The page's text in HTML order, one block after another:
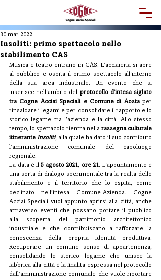
Insoliti: primo spettacolo nello
stabilimento CAS
30 mar 2022
Musica e teatro entrano in CAS. L’acciaieria si apre
al pubblico e ospita il primo spettacolo all’interno
della sua area industriale. Un evento che si
inserisce nell’ambito del protocollo d’intesa siglato
tra Cogne Acciai Speciali e Comune di Aosta per
rinsaldare i legami e per consolidare il rapporto e lo
storico legame tra l’azienda e la città. Allo stesso
tempo, lo spettacolo rientra nella rassegna culturale
itinerante Insoliti, alla quale ha dato il suo contributo
l’amministrazione comunale del capoluogo
regionale.
La data è il 5 agosto 2021, ore 21. L’appuntamento è
una sorta di dialogo sperimentale tra la realtà dello
stabilimento e il territorio che lo ospita, come
declinato nell’intesa Comune-Azienda. Cogne
Acciai Speciali vuol appunto aprirsi alla città, anche
attraverso eventi che possano portare il pubblico
alla scoperta del patrimonio architettonico
industriale e che contribuiscano a rafforzare la
conoscenza della propria identità produttiva.
Recuperare un comune senso di appartenenza,
consolidando lo storico legame che unisce la
fabbrica alla città è la finalità espressa nel protocollo
dall’amministrazione comunale che vuole riportare